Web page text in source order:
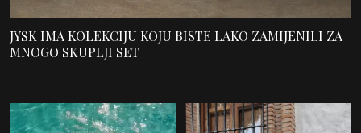
JYSK IMA KOLEKCIJU KOJU BISTE LAKO ZAMIJENILI ZA
MNOGO SKUPLJI SET